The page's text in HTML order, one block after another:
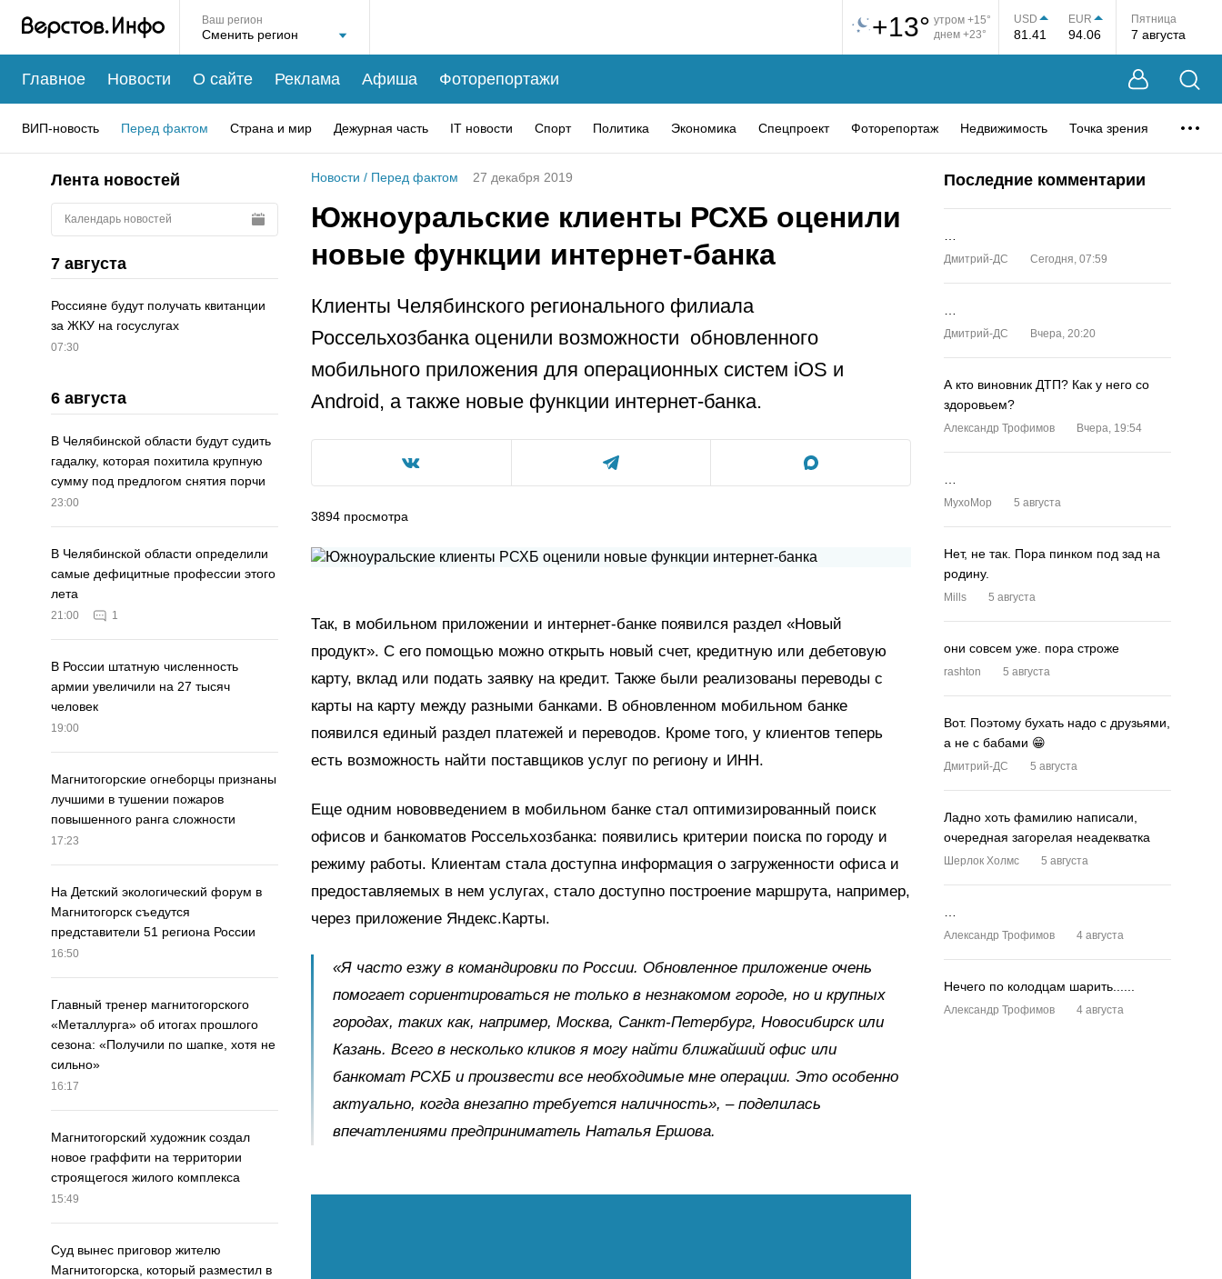
Ваш регион +13° утром +15°
днем +23°
USD
81.41
EUR
94.06
Пятница
7 августа
Главное Новости О сайте Реклама Афиша Фоторепортажи
ВИП-новость Перед фактом Страна и мир Дежурная часть IT новости Спорт Политика Экономика Спецпроект Фоторепортаж Недвижимость Точка зрения
Лента новостей
Календарь новостей
7 августа
Россияне будут получать квитанции
за ЖКУ на госуслугах
07:30
6 августа
В Челябинской области будут судить
гадалку, которая похитила крупную
сумму под предлогом снятия порчи
23:00
В Челябинской области определили
самые дефицитные профессии этого
лета
21:00 1
В России штатную численность
армии увеличили на 27 тысяч
человек
19:00
Магнитогорские огнеборцы признаны
лучшими в тушении пожаров
повышенного ранга сложности
17:23
На Детский экологический форум в
Магнитогорск съедутся
представители 51 региона России
16:50
Главный тренер магнитогорского
«Металлурга» об итогах прошлого
сезона: «Получили по шапке, хотя не
сильно»
16:17
Магнитогорский художник создал
новое граффити на территории
строящегося жилого комплекса
15:49
Суд вынес приговор жителю
Магнитогорска, который разместил в
Новости / Перед фактом 27 декабря 2019
Южноуральские клиенты РСХБ оценили
новые функции интернет-банка
Клиенты Челябинского регионального филиала
Россельхозбанка оценили возможности обновленного
мобильного приложения для операционных систем iOS и
Android, а также новые функции интернет-банка.
3894 просмотра
Так, в мобильном приложении и интернет-банке появился раздел «Новый
продукт». С его помощью можно открыть новый счет, кредитную или дебетовую
карту, вклад или подать заявку на кредит. Также были реализованы переводы с
карты на карту между разными банками. В обновленном мобильном банке
появился единый раздел платежей и переводов. Кроме того, у клиентов теперь
есть возможность найти поставщиков услуг по региону и ИНН.
Еще одним нововведением в мобильном банке стал оптимизированный поиск
офисов и банкоматов Россельхозбанка: появились критерии поиска по городу и
режиму работы. Клиентам стала доступна информация о загруженности офиса и
предоставляемых в нем услугах, стало доступно построение маршрута, например,
через приложение Яндекс.Карты.
«Я часто езжу в командировки по России. Обновленное приложение очень
помогает сориентироваться не только в незнакомом городе, но и крупных
городах, таких как, например, Москва, Санкт-Петербург, Новосибирск или
Казань. Всего в несколько кликов я могу найти ближайший офис или
банкомат РСХБ и произвести все необходимые мне операции. Это особенно
актуально, когда внезапно требуется наличность», – поделилась
впечатлениями предприниматель Наталья Ершова.
Последние комментарии
Дмитрий-ДС Сегодня, 07:59
Дмитрий-ДС Вчера, 20:20
А кто виновник ДТП? Как у него со
здоровьем?
Александр Трофимов Вчера, 19:54
MyxoMop 5 августа
Нет, не так. Пора пинком под зад на
родину.
Mills 5 августа
они совсем уже. пора строже
rashton 5 августа
Вот. Поэтому бухать надо с друзьями,
а не с бабами 😁
Дмитрий-ДС 5 августа
Ладно хоть фамилию написали,
очередная загорелая неадекватка
Шерлок Холмс 5 августа
Александр Трофимов 4 августа
Нечего по колодцам шарить......
Александр Трофимов 4 августа